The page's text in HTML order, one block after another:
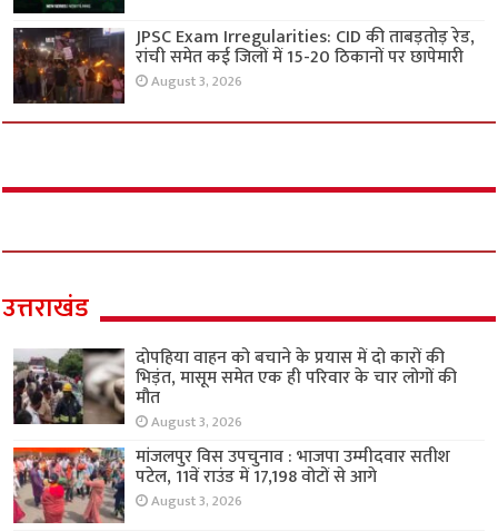
JPSC Exam Irregularities: CID की ताबड़तोड़ रेड,
रांची समेत कई जिलों में 15-20 ठिकानों पर छापेमारी
August 3, 2026
उत्तराखंड
दोपहिया वाहन को बचाने के प्रयास में दो कारों की
भिड़ंत, मासूम समेत एक ही परिवार के चार लोगों की
मौत
August 3, 2026
मांजलपुर विस उपचुनाव : भाजपा उम्मीदवार सतीश
पटेल, 11वें राउंड में 17,198 वोटों से आगे
August 3, 2026